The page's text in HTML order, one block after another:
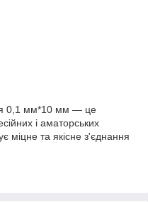
0,1 мм*10 мм — це
і аматорських
міцне та якісне з'єднання